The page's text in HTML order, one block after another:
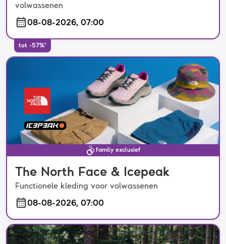
volwassenen
08-08-2026, 07:00
tot -57%*
family exclusief
The North Face & Icepeak
Functionele kleding voor volwassenen
08-08-2026, 07:00